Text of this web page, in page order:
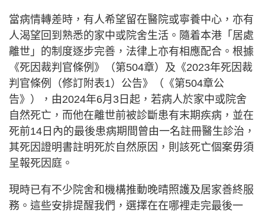
當病情轉差時，有人希望留在醫院或寧養中心，亦有
人渴望回到熟悉的家中或院舍生活。隨着本港「居處
離世」的制度逐步完善，法律上亦有相應配合。根據
《死因裁判官條例》（第504章）及《2023年死因裁
判官條例（修訂附表1）公告》（《第504章公
告》），由2024年6月3日起，若病人於家中或院舍
自然死亡，而他在離世前被診斷患有末期疾病，並在
死前14日內的最後患病期間曾由一名註冊醫生診治，
其死因證明書註明死於自然原因，則該死亡個案毋須
呈報死因庭。
現時已有不少院舍和機構推動晚晴照護及居家善終服
務。這些安排提醒我們，選擇在在哪裡走完最後一